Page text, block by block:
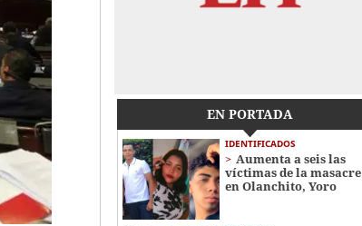
EN PORTADA
IDENTIFICADOS
Aumenta a seis las
víctimas de la masacre
en Olanchito, Yoro